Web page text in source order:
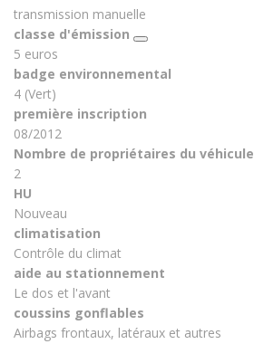
transmission manuelle
classe d'émission
5 euros
badge environnemental
4 (Vert)
première inscription
08/2012
Nombre de propriétaires du véhicule
2
HU
Nouveau
climatisation
Contrôle du climat
aide au stationnement
Le dos et l'avant
coussins gonflables
Airbags frontaux, latéraux et autres